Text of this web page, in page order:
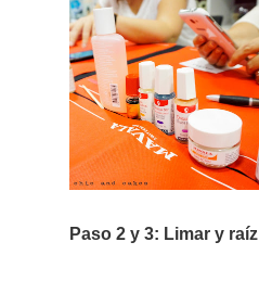
Paso 2 y 3: Limar y raíz